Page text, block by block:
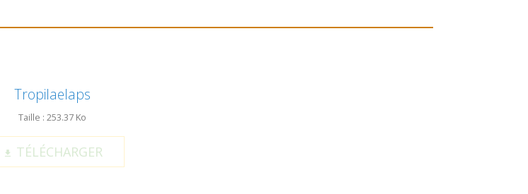
Tropilaelaps
Taille : 253.37 Ko
TÉLÉCHARGER